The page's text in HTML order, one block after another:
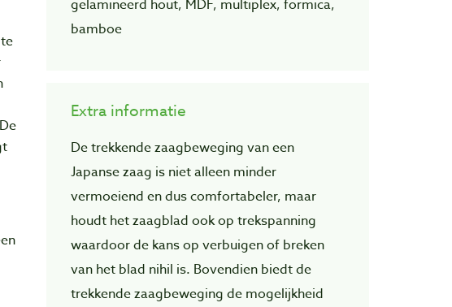
gelamineerd hout, MDF, multiplex, formica,
bamboe
Extra informatie
De trekkende zaagbeweging van een
Japanse zaag is niet alleen minder
vermoeiend en dus comfortabeler, maar
houdt het zaagblad ook op trekspanning
waardoor de kans op verbuigen of breken
van het blad nihil is. Bovendien biedt de
trekkende zaagbeweging de mogelijkheid